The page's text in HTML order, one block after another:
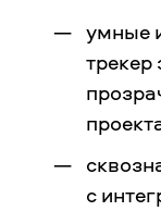
умные
с